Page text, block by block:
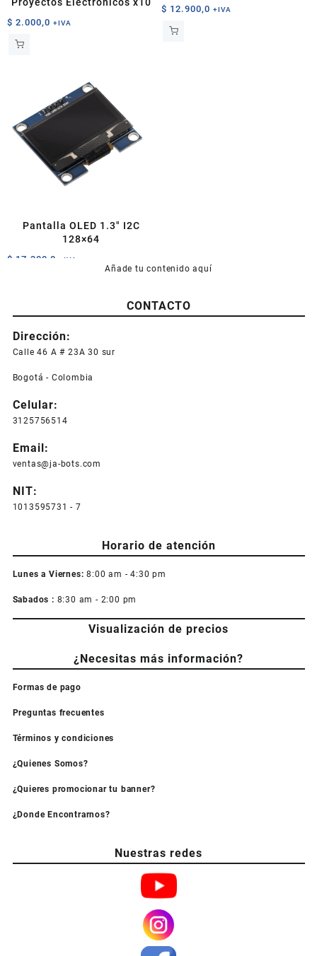
$ 2.000,0 +IVA
$ 12.900,0 +IVA
Pantalla OLED 1.3″ I2C
128×64
$ 17.300,0 +IVA
variantes.
Las
se
elegir
en
producto
Añade tu contenido aquí
CONTACTO
Dirección:
Calle 46 A # 23A 30 sur
Bogotá - Colombia
Celular:
3125756514
Email:
ventas@ja-bots.com
NIT:
1013595731 - 7
Horario de atención
Lunes a Viernes: 8:00 am - 4:30 pm
Sabados : 8:30 am - 2:00 pm
Visualización de precios
¿Necesitas más información?
Formas de pago
Preguntas frecuentes
Términos y condiciones
¿Quienes Somos?
¿Quieres promocionar tu banner?
¿Donde Encontrarnos?
Nuestras redes